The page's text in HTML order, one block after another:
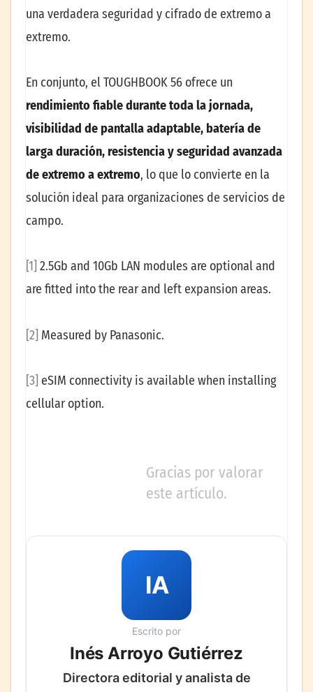
una verdadera seguridad y cifrado de extremo a
extremo.
En conjunto, el TOUGHBOOK 56 ofrece un
rendimiento fiable durante toda la jornada,
visibilidad de pantalla adaptable, batería de
larga duración, resistencia y seguridad avanzada
de extremo a extremo, lo que lo convierte en la
solución ideal para organizaciones de servicios de
campo.
[1] 2.5Gb and 10Gb LAN modules are optional and
are fitted into the rear and left expansion areas.
[2] Measured by Panasonic.
[3] eSIM connectivity is available when installing
cellular option.
Gracias por valorar
este artículo.
IA
Escrito por
Inés Arroyo Gutiérrez
Directora editorial y analista de